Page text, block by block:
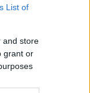
List of
and store
grant or